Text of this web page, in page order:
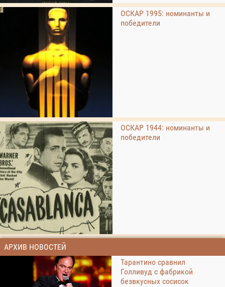
ОСКАР 1995: номинанты и
победители
ОСКАР 1944: номинанты и
победители
АРХИВ НОВОСТЕЙ
Тарантино сравнил
Голливуд с фабрикой
безвкусных сосисок